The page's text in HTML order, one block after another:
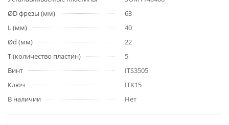
ØD фрезы (мм)
63
L (мм)
40
Ød (мм)
22
T (количество пластин)
5
Винт
ITS3505
Ключ
ITK15
В наличии
Нет